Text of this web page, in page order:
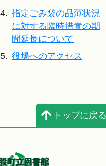
4. 指定ごみ袋の品薄状況
に対する臨時措置の期
間延長について
5. 役場へのアクセス
トップに戻る